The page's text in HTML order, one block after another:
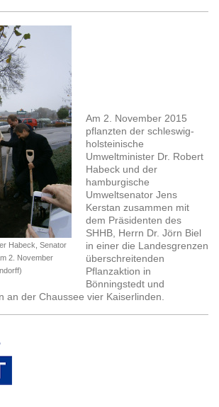
Habeck, Senator
2. November
Am 2. November 2015
pflanzten der schleswig-
holsteinische
Umweltminister Dr. Robert
Habeck und der
hamburgische
Umweltsenator Jens
Kerstan zusammen mit
dem Präsidenten des
SHHB, Herrn Dr. Jörn Biel
in einer die Landesgrenzen
überschreitenden
Pflanzaktion in
Bönningstedt und
an der Chaussee vier Kaiserlinden.